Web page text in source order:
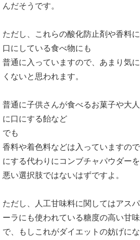
んだそうです。
ただし、これらの酸化防止剤や香料
口にしている食べ物にも
普通に入っていますので、あまり気
くないと思われます。
普通に子供さんが食べるお菓子や大
に口にする飴など
でも
香料や着色料などは入っていますの
にする代わりにコンブチャパウダー
悪い選択肢ではないはずですよ。
ただし、人工甘味料に関してはアス
ーラにも使われている糖度の高い甘
で、もしこれがダイエットの妨げに